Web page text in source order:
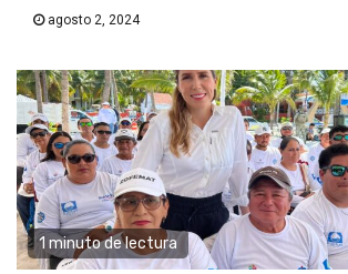
agosto 2, 2024
1 minuto de lectura